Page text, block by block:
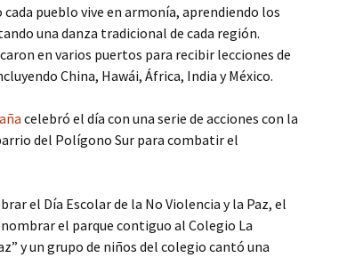
pueblo vive en armonía, aprendiendo los
una danza tradicional de cada región.
en varios puertos para recibir lecciones de
China, Hawái, África, India y México.
celebró el día con una serie de acciones con la
del Polígono Sur para combatir el
el Día Escolar de la No Violencia y la Paz, el
el parque contiguo al Colegio La
y un grupo de niños del colegio cantó una